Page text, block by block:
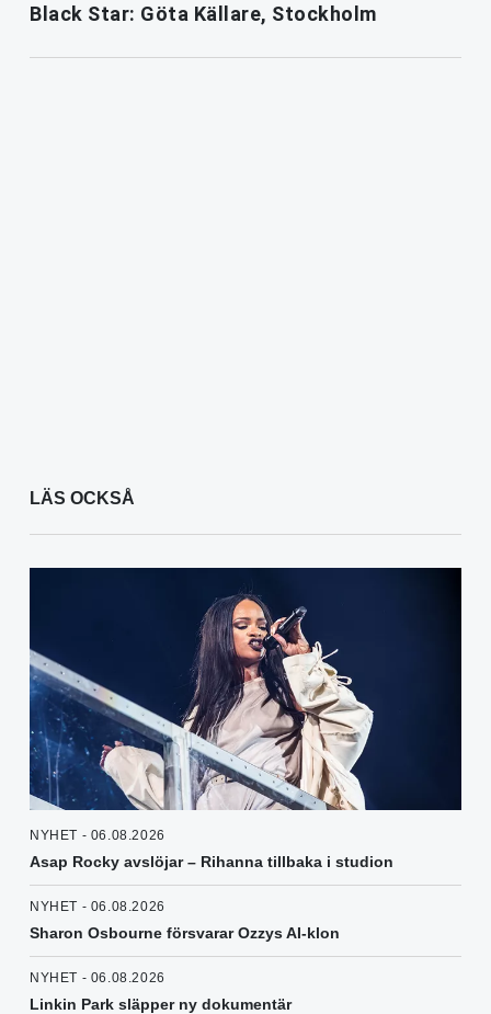
Black Star: Göta Källare, Stockholm
LÄS OCKSÅ
NYHET - 06.08.2026
Asap Rocky avslöjar – Rihanna tillbaka i studion
NYHET - 06.08.2026
Sharon Osbourne försvarar Ozzys AI-klon
NYHET - 06.08.2026
Linkin Park släpper ny dokumentär